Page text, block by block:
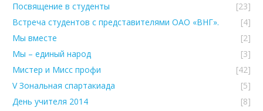
Посвящение в студенты
[23]
Встреча студентов с представителями ОАО «ВНГ».
[4]
Мы вместе
[2]
Мы – единый народ
[3]
Мистер и Мисс профи
[42]
V Зональная спартакиада
[5]
День учителя 2014
[8]